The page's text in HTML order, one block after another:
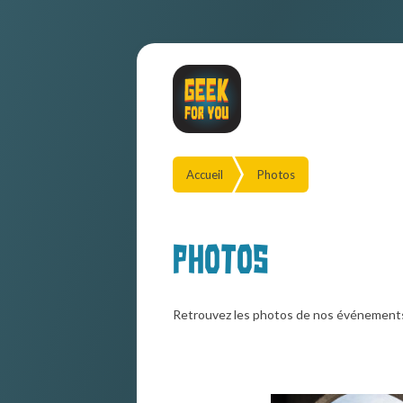
Accueil Photos
Photos
Retrouvez les photos de nos